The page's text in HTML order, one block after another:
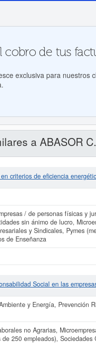
de tus
exclusiva para nuestros
a ABASOR
criterios de eficiencia
/ de personas físicas y
sin ánimo de lucro,
y Sindicales, Pymes
de Enseñanza
Social en las
y Energía, Prevención
no Agrarias,
250 empleados), Sociedades